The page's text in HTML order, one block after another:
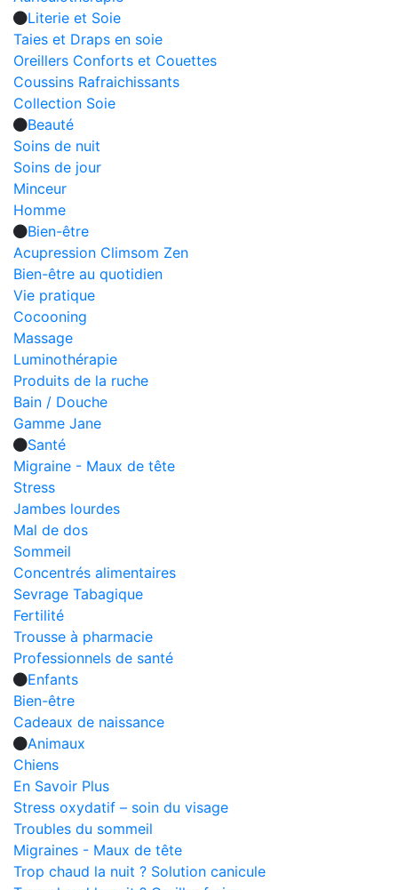
Literie et Soie
Taies et Draps en soie
Oreillers Conforts et Couettes
Coussins Rafraichissants
Collection Soie
Beauté
Soins de nuit
Soins de jour
Minceur
Homme
Bien-être
Acupression Climsom Zen
Bien-être au quotidien
Vie pratique
Cocooning
Massage
Luminothérapie
Produits de la ruche
Bain / Douche
Gamme Jane
Santé
Migraine - Maux de tête
Stress
Jambes lourdes
Mal de dos
Sommeil
Concentrés alimentaires
Sevrage Tabagique
Fertilité
Trousse à pharmacie
Professionnels de santé
Enfants
Bien-être
Cadeaux de naissance
Animaux
Chiens
En Savoir Plus
Stress oxydatif – soin du visage
Troubles du sommeil
Migraines - Maux de tête
Trop chaud la nuit ? Solution canicule